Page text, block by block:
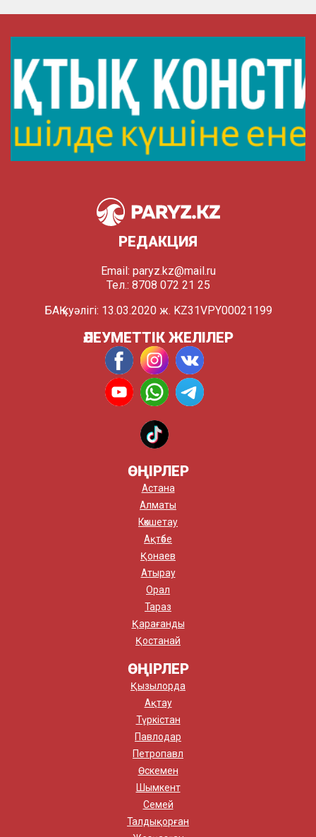
РЕДАКЦИЯ
Email: paryz.kz@mail.ru
Тел.: 8708 072 21 25
БАҚ куәлігі: 13.03.2020 ж. KZ31VPY00021199
ӘЛЕУМЕТТІК ЖЕЛІЛЕР
ӨҢІРЛЕР
Астана
Алматы
Көкшетау
Ақтөбе
Қонаев
Атырау
Орал
Тараз
Қарағанды
Қостанай
ӨҢІРЛЕР
Қызылорда
Ақтау
Түркістан
Павлодар
Петропавл
Өскемен
Шымкент
Семей
Талдықорған